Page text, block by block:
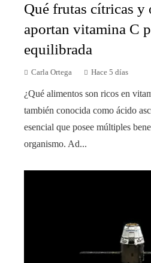
Qué frutas cítricas y
aportan vitamina C
equilibrada
Carla Ortega Hace 5 días
¿Qué alimentos son ricos en
también conocida como ácido
esencial que posee múltiples
organismo. Ad...